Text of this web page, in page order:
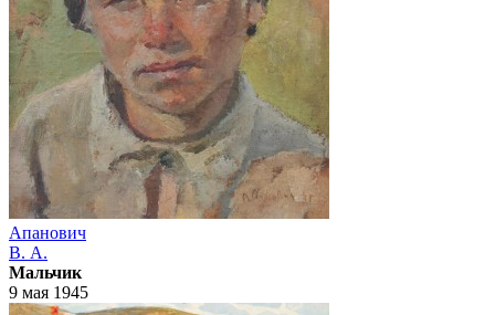
Апанович
В. А.
Мальчик
9 мая 1945